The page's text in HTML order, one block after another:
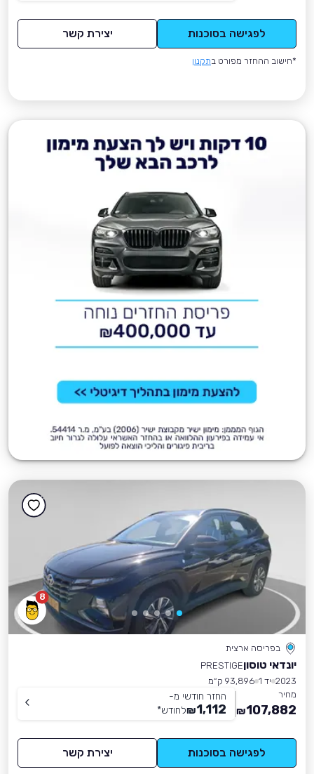
לפגישה בסוכנות יצירת קשר
*חישוב ההחזר מפורט בתקנון
8
בפריסה ארצית
יונדאי טוסוןPRESTIGE
2023 יד 1
93,896 ק״מ
מחיר
107,882
₪
החזר חודשי מ-
1,112
₪לחודש*
לפגישה בסוכנות יצירת קשר